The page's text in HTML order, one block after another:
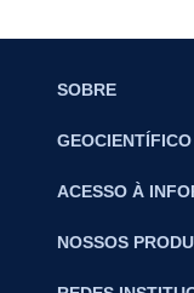
SOBRE
GEOCIENTÍFICO
ACESSO À
NOSSOS